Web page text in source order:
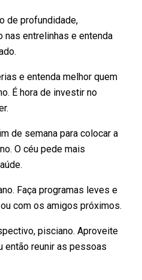
de profundidade,
nas entrelinhas e entenda
e entenda melhor quem
É hora de investir no
de semana para colocar a
O céu pede mais
Faça programas leves e
com os amigos próximos.
pisciano. Aproveite
então reunir as pessoas